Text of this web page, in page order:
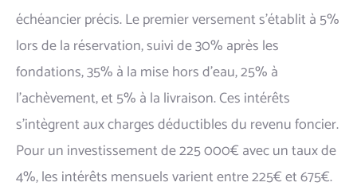
échéancier précis. Le premier versement s'établit à 5%
lors de la réservation, suivi de 30% après les
fondations, 35% à la mise hors d'eau, 25% à
l'achèvement, et 5% à la livraison. Ces intérêts
s'intègrent aux charges déductibles du revenu foncier.
Pour un investissement de 225 000€ avec un taux de
4%, les intérêts mensuels varient entre 225€ et 675€.